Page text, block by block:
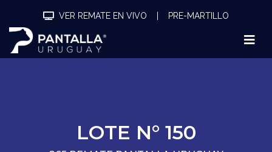
VER REMATE EN VIVO PRE-MARTILLO
LOTE N° 150